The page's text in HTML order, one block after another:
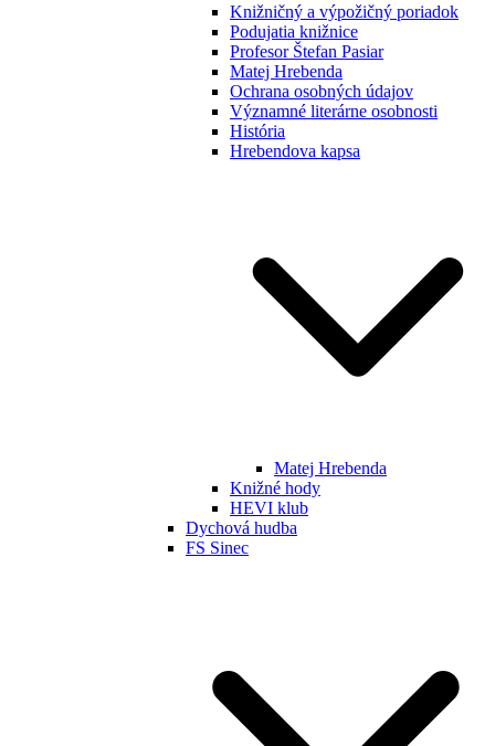
Knižničný a výpožičný poriadok
Podujatia knižnice
Profesor Štefan Pasiar
Matej Hrebenda
Ochrana osobných údajov
Významné literárne osobnosti
História
Hrebendova kapsa
Matej Hrebenda
Knižné hody
HEVI klub
Dychová hudba
FS Sinec